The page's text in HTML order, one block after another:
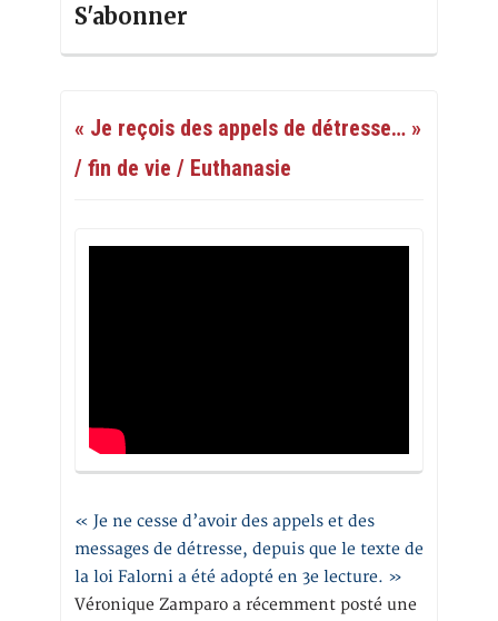
S'abonner
« Je reçois des appels de détresse… »
/ fin de vie / Euthanasie
« Je ne cesse d’avoir des appels et des
messages de détresse, depuis que le texte de
la loi Falorni a été adopté en 3e lecture. »
Véronique Zamparo a récemment posté une